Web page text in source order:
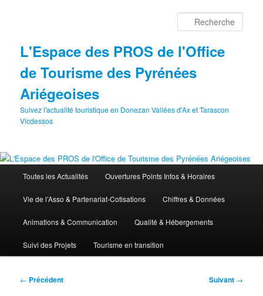
L'Espace des PROS de l'Office
de Tourisme des Pyrénées
Ariégeoises
Suivez l'actualité touristique en Donezan Vallées d'Ax et Tarascon
Vicdessos
principal
Toutes les Actualités Ouvertures Points Infos & Horaires
Vie de l’Asso & Partenariat-Cotisations Chiffres & Données
Animations & Communication Qualité & Hébergements
Suivi des Projets Tourisme en transition
Navigation
← Précédent Suivant →